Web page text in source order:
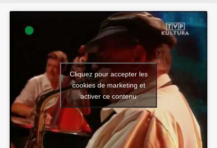
Cliquez pour accepter les
cookies de marketing et
activer ce contenu